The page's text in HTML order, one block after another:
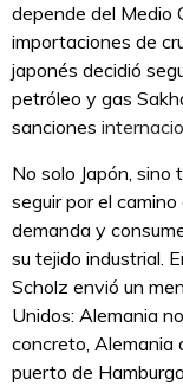
depende del Medio
importaciones de
japonés decidió
petróleo y gas
sanciones
No solo Japón,
seguir por el
demanda y
su tejido industrial.
Scholz envió un
Unidos: Alemania
concreto, Alemania
puerto de